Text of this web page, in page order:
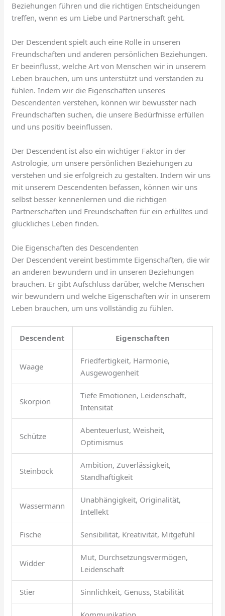
Beziehungen führen und die richtigen Entscheidungen
treffen, wenn es um Liebe und Partnerschaft geht.
Der Descendent spielt auch eine Rolle in unseren
Freundschaften und anderen persönlichen Beziehungen.
Er beeinflusst, welche Art von Menschen wir in unserem
Leben brauchen, um uns unterstützt und verstanden zu
fühlen. Indem wir die Eigenschaften unseres
Descendenten verstehen, können wir bewusster nach
Freundschaften suchen, die unsere Bedürfnisse erfüllen
und uns positiv beeinflussen.
Der Descendent ist also ein wichtiger Faktor in der
Astrologie, um unsere persönlichen Beziehungen zu
verstehen und sie erfolgreich zu gestalten. Indem wir uns
mit unserem Descendenten befassen, können wir uns
selbst besser kennenlernen und die richtigen
Partnerschaften und Freundschaften für ein erfülltes und
glückliches Leben finden.
Die Eigenschaften des Descendenten
Der Descendent vereint bestimmte Eigenschaften, die wir
an anderen bewundern und in unseren Beziehungen
brauchen. Er gibt Aufschluss darüber, welche Menschen
wir bewundern und welche Eigenschaften wir in unserem
Leben brauchen, um uns vollständig zu fühlen.
Descendent Eigenschaften
Waage
Friedfertigkeit, Harmonie,
Ausgewogenheit
Skorpion
Tiefe Emotionen, Leidenschaft,
Intensität
Schütze
Abenteuerlust, Weisheit,
Optimismus
Steinbock
Ambition, Zuverlässigkeit,
Standhaftigkeit
Wassermann
Unabhängigkeit, Originalität,
Intellekt
Fische Sensibilität, Kreativität, Mitgefühl
Widder
Mut, Durchsetzungsvermögen,
Leidenschaft
Stier Sinnlichkeit, Genuss, Stabilität